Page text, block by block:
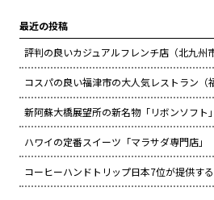
最近の投稿
評判の良いカジュアルフレンチ店（北九州市
コスパの良い福津市の大人気レストラン（
新阿蘇大橋展望所の新名物「リボンソフト」
ハワイの定番スイーツ「マラサダ専門店」
コーヒーハンドトリップ日本7位が提供す